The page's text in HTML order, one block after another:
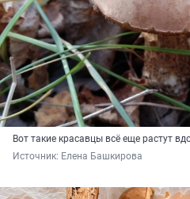
Вот такие красавцы всё еще растут
Источник: Елена Башкирова